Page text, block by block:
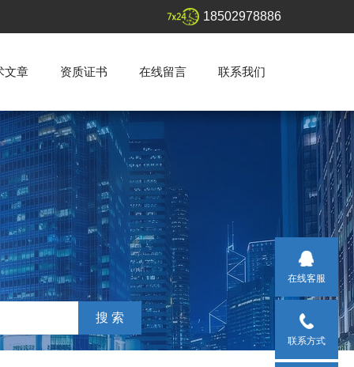
18502978886
文章 资质证书 在线留言 联系我们
在线客服
联系方式